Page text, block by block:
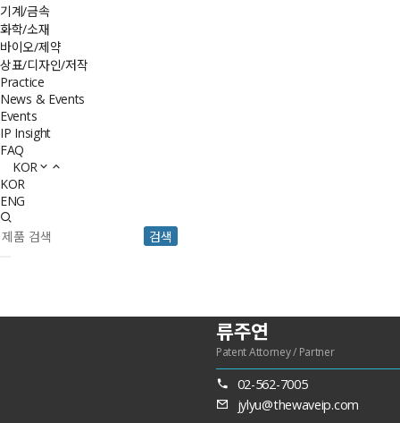
기계/금속
화학/소재
바이오/제약
상표/디자인/저작
Practice
News & Events
Events
IP Insight
FAQ
KOR
KOR
ENG
검색
류주연
Patent Attorney / Partner
02-562-7005
jylyu@thewaveip.com